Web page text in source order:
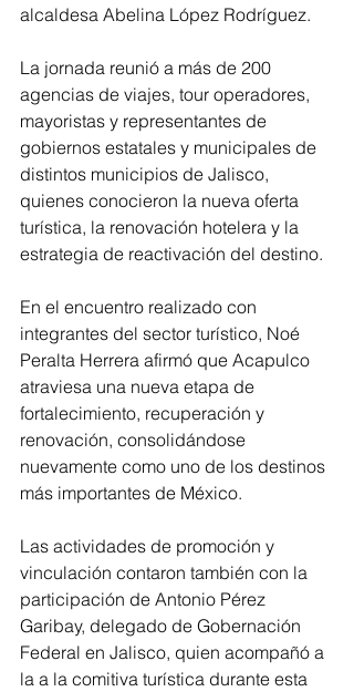
alcaldesa Abelina López Rodríguez.
La jornada reunió a más de 200
agencias de viajes, tour operadores,
mayoristas y representantes de
gobiernos estatales y municipales de
distintos municipios de Jalisco,
quienes conocieron la nueva oferta
turística, la renovación hotelera y la
estrategia de reactivación del destino.
En el encuentro realizado con
integrantes del sector turístico, Noé
Peralta Herrera afirmó que Acapulco
atraviesa una nueva etapa de
fortalecimiento, recuperación y
renovación, consolidándose
nuevamente como uno de los destinos
más importantes de México.
Las actividades de promoción y
vinculación contaron también con la
participación de Antonio Pérez
Garibay, delegado de Gobernación
Federal en Jalisco, quien acompañó a
la a la comitiva turística durante esta